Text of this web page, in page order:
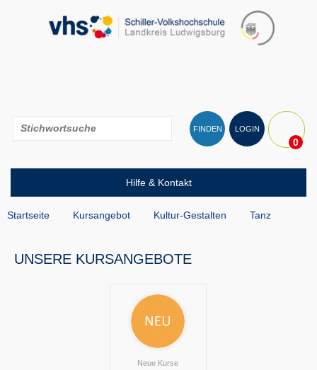
0
LOGIN
FINDEN
Hilfe & Kontakt
Startseite Kursangebot Kultur-Gestalten Tanz
UNSERE KURSANGEBOTE
Neue Kurse